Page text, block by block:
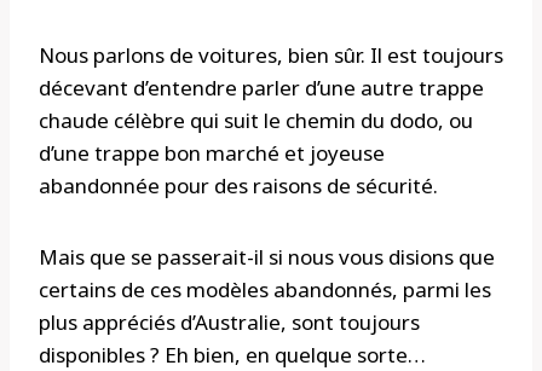
Nous parlons de voitures, bien sûr. Il est toujours
décevant d’entendre parler d’une autre trappe
chaude célèbre qui suit le chemin du dodo, ou
d’une trappe bon marché et joyeuse
abandonnée pour des raisons de sécurité.
Mais que se passerait-il si nous vous disions que
certains de ces modèles abandonnés, parmi les
plus appréciés d’Australie, sont toujours
disponibles ? Eh bien, en quelque sorte…